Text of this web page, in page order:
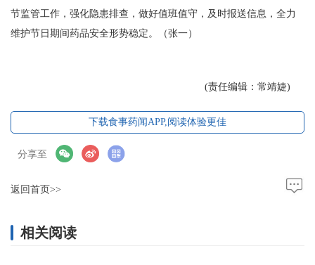
节监管工作，强化隐患排查，做好值班值守，及时报送信息，全力
维护节日期间药品安全形势稳定。（张一）
(责任编辑：常靖婕)
下载食事药闻APP,阅读体验更佳
分享至
返回首页>>
相关阅读